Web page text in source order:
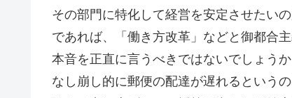
その部門に特化して経営を安定させたい
であれば、「働き方改革」などと御都合
本音を正直に言うべきではないでしょう
なし崩し的に郵便の配達が遅れるという